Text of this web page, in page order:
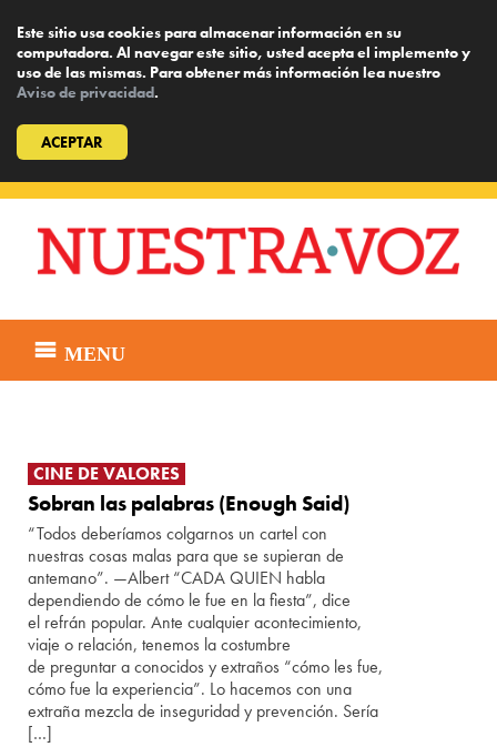
Este sitio usa cookies para almacenar información en su
computadora. Al navegar este sitio, usted acepta el implemento y
uso de las mismas. Para obtener más información lea nuestro
Aviso de privacidad.
ACEPTAR
content
MENU
CINE DE VALORES
Sobran las palabras (Enough Said)
“Todos deberíamos colgarnos un cartel con
nuestras cosas malas para que se supieran de
antemano”. —Albert “CADA QUIEN habla
dependiendo de cómo le fue en la fiesta”, dice
el refrán popular. Ante cualquier acontecimiento,
viaje o relación, tenemos la costumbre
de preguntar a conocidos y extraños “cómo les fue,
cómo fue la experiencia”. Lo hacemos con una
extraña mezcla de inseguridad y prevención. Sería
[…]